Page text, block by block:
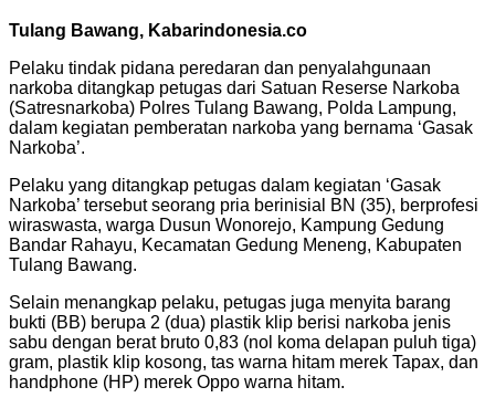
Tulang Bawang, Kabarindonesia.co
Pelaku tindak pidana peredaran dan penyalahgunaan
narkoba ditangkap petugas dari Satuan Reserse Narkoba
(Satresnarkoba) Polres Tulang Bawang, Polda Lampung,
dalam kegiatan pemberatan narkoba yang bernama ‘Gasak
Narkoba’.
Pelaku yang ditangkap petugas dalam kegiatan ‘Gasak
Narkoba’ tersebut seorang pria berinisial BN (35), berprofesi
wiraswasta, warga Dusun Wonorejo, Kampung Gedung
Bandar Rahayu, Kecamatan Gedung Meneng, Kabupaten
Tulang Bawang.
Selain menangkap pelaku, petugas juga menyita barang
bukti (BB) berupa 2 (dua) plastik klip berisi narkoba jenis
sabu dengan berat bruto 0,83 (nol koma delapan puluh tiga)
gram, plastik klip kosong, tas warna hitam merek Tapax, dan
handphone (HP) merek Oppo warna hitam.